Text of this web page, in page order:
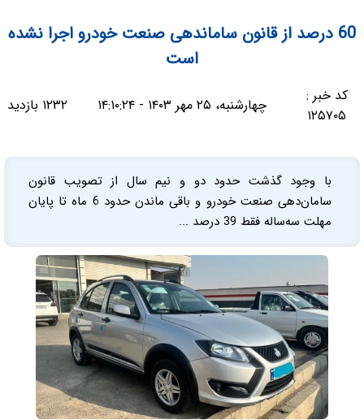
60 درصد از قانون ساماندهی صنعت خودرو اجرا نشده
است
کد خبر :
۱۲۵۷۰۵
چهارشنبه، ۲۵ مهر ۱۴۰۳ - ۱۴:۱۰:۲۴ ۱۲۳۲ بازدید
با وجود گذشت حدود دو و نیم سال از تصویب قانون
سامان‌دهی صنعت خودرو و باقی ماندن حدود 6 ماه تا پایان
مهلت سه‌ساله فقط 39 درصد ...